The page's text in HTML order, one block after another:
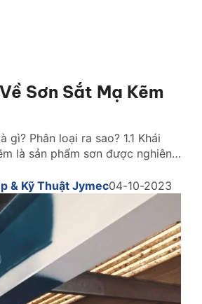
Sơn Sắt Mạ Kẽm
gì? Phân loại ra sao? 1.1 Khái
là sản phẩm sơn được nghiên
vật liệu này đã được mạ kẽm
tuổi thọ đồng thời […]
& Kỹ Thuật Jymec04-10-2023